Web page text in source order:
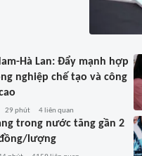
Hà Lan: Đẩy mạnh hợp
nghiệp chế tạo và công
29 phút 4 liên quan
trong nước tăng gần 2
lượng